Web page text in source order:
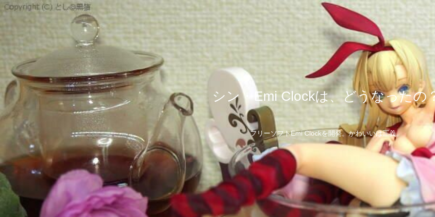
シン・Emi Clockは、どうなったの
フリーソフトEmi Clockを開発。かわいいは正義。